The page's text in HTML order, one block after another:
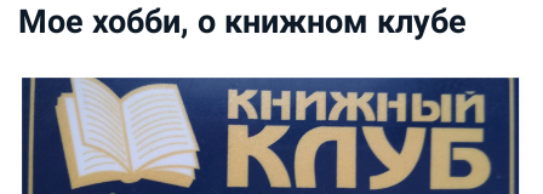
Мое хобби, о книжном клубе